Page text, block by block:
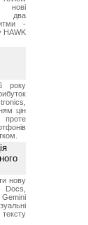
нові
два
-
HAWK
року
цін
нову
Docs,